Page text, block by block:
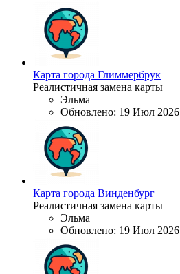
Карта города Глиммербрук
Реалистичная замена карты
Эльма
Обновлено: 19 Июл 2026
Карта города Винденбург
Реалистичная замена карты
Эльма
Обновлено: 19 Июл 2026